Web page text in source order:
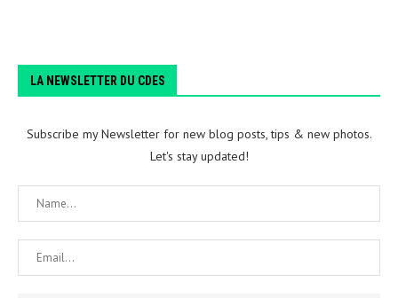
LA NEWSLETTER DU CDES
Subscribe my Newsletter for new blog posts, tips & new photos.
Let's stay updated!